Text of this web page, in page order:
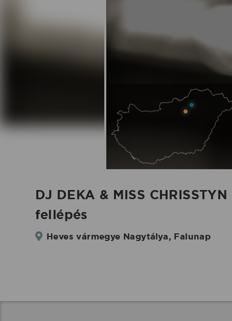
fellépés
2025.08.09.
Koncertbooking
DJ DEKA & MISS
fellépés
Heves vármegye Nagytálya, Falunap